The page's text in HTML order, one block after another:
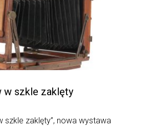
w szkle zaklęty
szkle zaklęty”, nowa wystawa